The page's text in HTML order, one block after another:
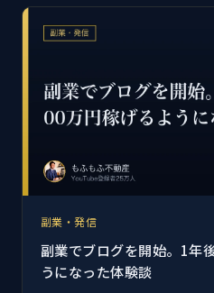
副業・発信
副業でブログを開始。1年
うになった体験談